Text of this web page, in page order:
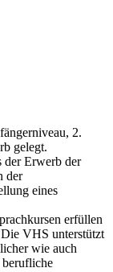
2.
gelegt.
der Erwerb der
der
eines
erfüllen
VHS unterstützt
wie auch
berufliche